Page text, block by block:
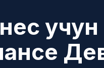
учун